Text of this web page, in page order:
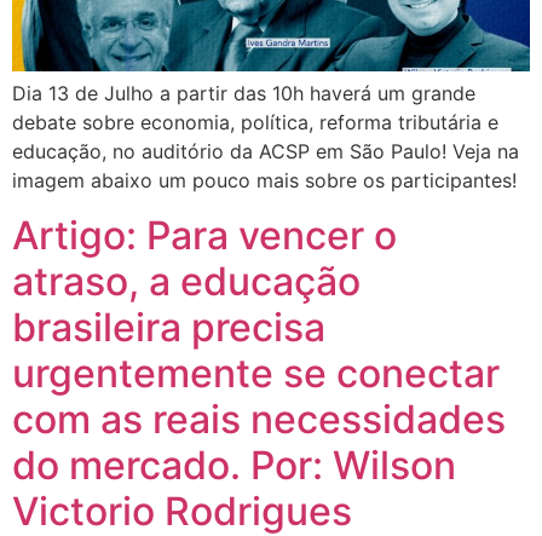
Dia 13 de Julho a partir das 10h haverá um grande
debate sobre economia, política, reforma tributária e
educação, no auditório da ACSP em São Paulo! Veja na
imagem abaixo um pouco mais sobre os participantes!
Artigo: Para vencer o
atraso, a educação
brasileira precisa
urgentemente se conectar
com as reais necessidades
do mercado. Por: Wilson
Victorio Rodrigues